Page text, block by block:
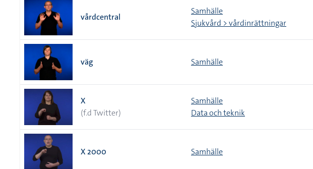
vårdcentral
Samhälle
Sjukvård > vårdinrättningar
väg Samhälle
X
(f.d Twitter)
Samhälle
Data och teknik
X 2000 Samhälle